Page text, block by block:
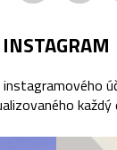
INSTAGRAM
každý